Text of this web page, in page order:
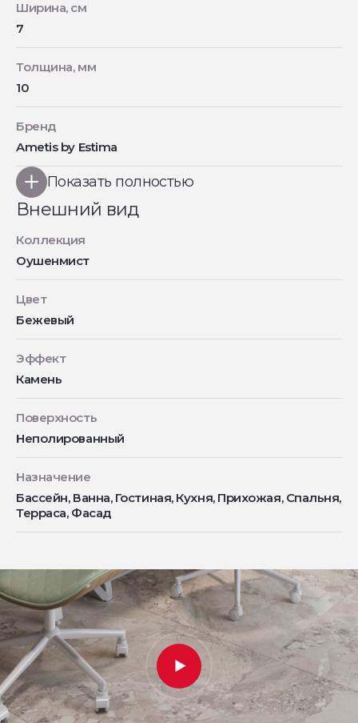
Ширина, см
7
Толщина, мм
10
Бренд
Ametis by Estima
Показать полностью
Внешний вид
Коллекция
Оушенмист
Цвет
Бежевый
Эффект
Камень
Поверхность
Неполированный
Назначение
Бассейн, Ванна, Гостиная, Кухня, Прихожая, Спальня,
Терраса, Фасад